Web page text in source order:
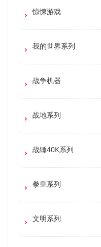
惊悚游戏
我的世界系列
战争机器
战地系列
战锤40K系列
拳皇系列
文明系列